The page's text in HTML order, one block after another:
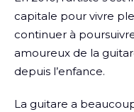
capitale pour vivre
continuer à
amoureux de la
depuis l’enfance.
La guitare a